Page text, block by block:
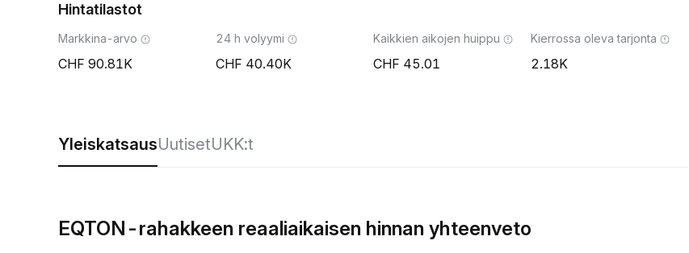
Hintatilastot
Markkina-arvo
90.81K
24 h volyymi
40.40K
Kaikkien aikojen huippu
45.01
Kierrossa oleva tarjonta
2.18K
YleiskatsausUutisetUKK:t
EQTON-rahakkeen reaaliaikaisen hinnan yhteenveto